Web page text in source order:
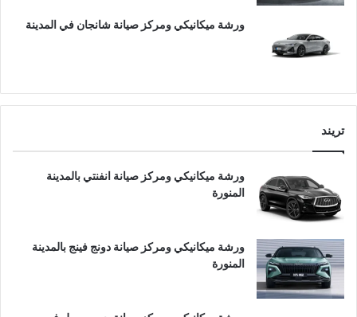
ورشة ميكانيكي ومركز صيانة شانجان في المدينة
تريند
ورشة ميكانيكي ومركز صيانة انفنتي بالمدينة
المنورة
ورشة ميكانيكي ومركز صيانة دونج فينج بالمدينة
المنورة